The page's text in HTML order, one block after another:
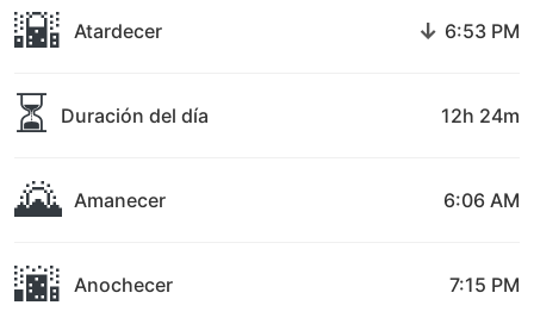
🌇 Atardecer ↓ 6:53 PM
⏳ Duración del día 12h 24m
🌄 Amanecer 6:06 AM
🌆 Anochecer 7:15 PM